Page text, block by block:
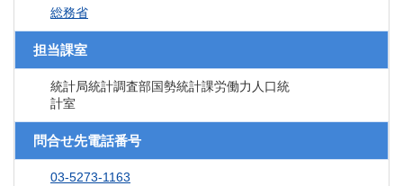
総務省
担当課室
統計局統計調査部国勢統計課労働力人口統
計室
問合せ先電話番号
03-5273-1163